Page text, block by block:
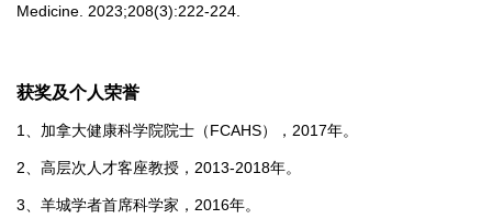
Medicine. 2023;208(3):222-224.
获奖及个人荣誉
1、加拿大健康科学院院士（FCAHS），2017年。
2、高层次人才客座教授，2013-2018年。
3、羊城学者首席科学家，2016年。